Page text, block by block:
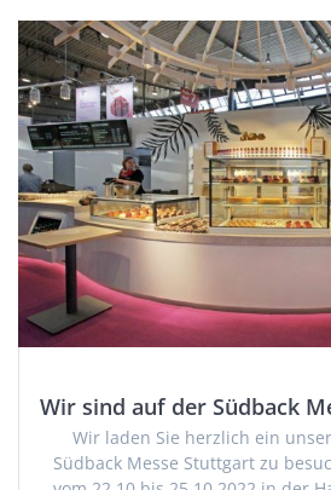
Wir sind auf der Südback
Wir laden Sie herzlich ein
Südback Messe Stuttgart zu